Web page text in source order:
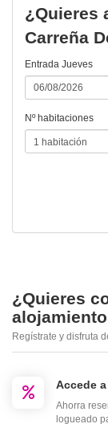
¿Quieres
Carreña
Entrada Jueves
Nº habitaciones
¿Quieres
Regístrate y disfruta
Accede
Ahorra
logueado